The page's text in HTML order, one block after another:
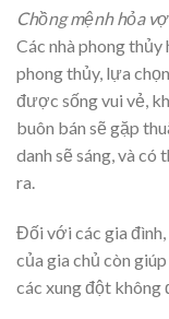
Chồng mệnh hỏa
Các nhà phong thủy
phong thủy, lựa
được sống vui vẻ,
buôn bán sẽ gặp
danh sẽ sáng, và
ra.
Đối với các gia
của gia chủ còn
các xung đột không